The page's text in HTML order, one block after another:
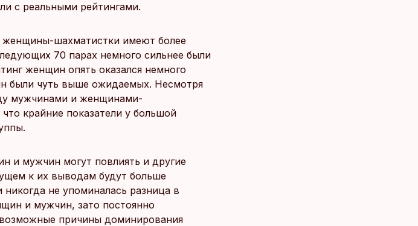
с реальными рейтингами.
женщины-шахматистки имеют более
70 парах немного сильнее были
женщин опять оказался немного
были чуть выше ожидаемых. Несмотря
мужчинами и женщинами-
крайние показатели у большой
и мужчин могут повлиять и другие
к их выводам будут больше
не упоминалась разница в
и мужчин, зато постоянно
причины доминирования